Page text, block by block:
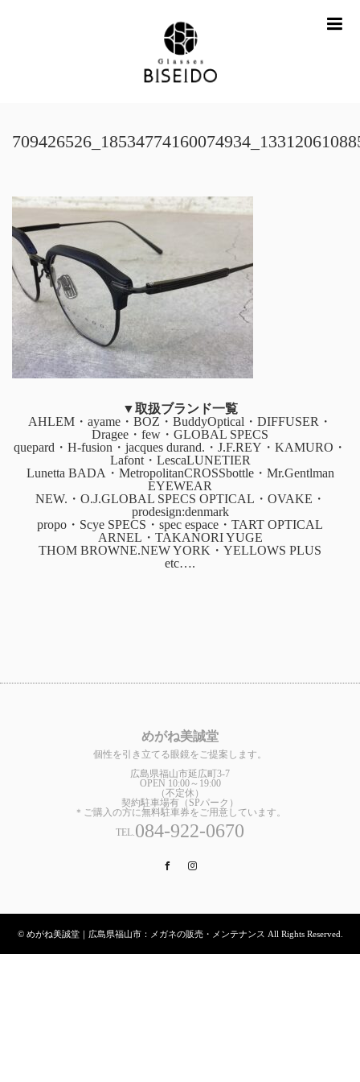
▼取扱ブランド一覧
AHLEM・ayame・BOZ・BuddyOptical・DIFFUSER・
Dragee・few・GLOBAL SPECS
quepard・H-fusion・jacques durand.・J.F.REY・KAMURO・
Lafont・LescaLUNETIER
Lunetta BADA・MetropolitanCROSSbottle・Mr.Gentlman
EYEWEAR
NEW.・O.J.GLOBAL SPECS OPTICAL・OVAKE・
prodesign:denmark
propo・Scye SPECS・spec espace・TART OPTICAL
ARNEL・TAKANORI YUGE
THOM BROWNE.NEW YORK・YELLOWS PLUS
etc….
めがね美誠堂
個性を引き立てる眼鏡をご提案します。
広島県福山市延広町3-7
OPEN 10:00～19:00
（不定休）
契約駐車場有（SPパーク）
＊ご購入の方に無料駐車券をご用意しています。
TEL.084-922-0670
Facebook
© めがね美誠堂｜広島県福山市：メガネの販売・メンテナンス All Rights Reserved.